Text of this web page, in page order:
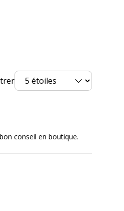
Noir
conseil en boutique.